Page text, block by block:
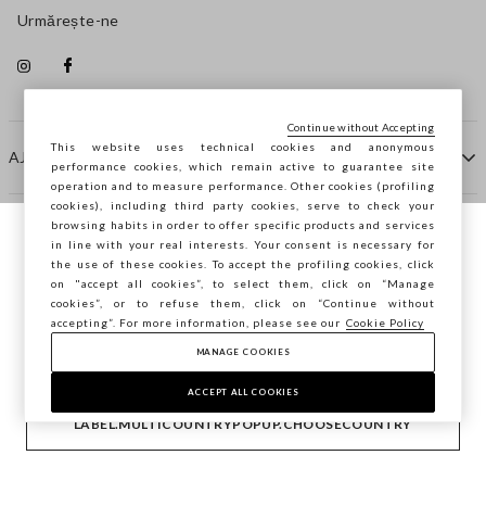
AJUTOR
COMPANIE
CONTACTE
Urmărește-ne
Copyright © Ovs S.p.A. P.Iva 04240010274 - Cap. Soc.
290.923.470 -2.4.0
Navighezi pe STEFANEL Italia, vrei să
salvezi locația ta?
CONFIRMĂ
LABEL.MULTICOUNTRYPOPUP.CHOOSECOUNTRY
footer.item.country România
This website uses technical cookies and anonymous
performance cookies, which remain active to guarantee site
operation and to measure performance. Other cookies (profiling
cookies), including third party cookies, serve to check your
browsing habits in order to offer specific products and services
in line with your real interests. Your consent is necessary for
the use of these cookies. To accept the profiling cookies, click
on "accept all cookies”, to select them, click on “Manage
cookies”, or to refuse them, click on “Continue without
accepting”. For more information, please see our Cookie Policy
MANAGE COOKIES
ACCEPT ALL COOKIES
Continue without Accepting